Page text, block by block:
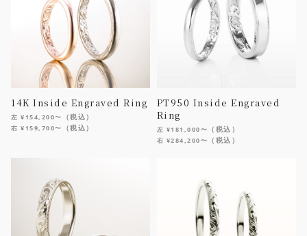
14K Inside Engraved Ring
左 ¥154,200〜 （税込）
右 ¥159,700〜 （税込）
PT950 Inside Engraved
Ring
左 ¥181,000〜 （税込）
右 ¥284,200〜 （税込）